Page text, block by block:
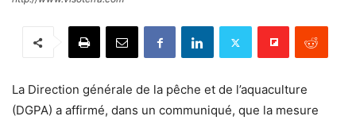
La Direction générale de la pêche et de l’aquaculture
(DGPA) a affirmé, dans un communiqué, que la mesure